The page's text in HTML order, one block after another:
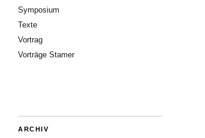
Symposium
Texte
Vortrag
Vorträge Stamer
ARCHIV